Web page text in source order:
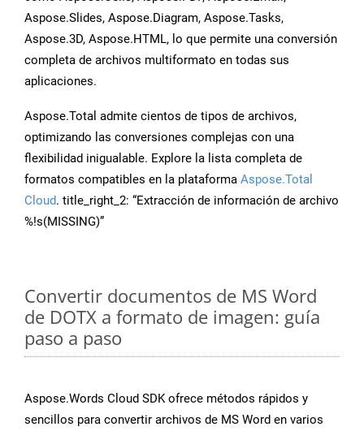
Aspose.Slides, Aspose.Diagram, Aspose.Tasks,
Aspose.3D, Aspose.HTML, lo que permite una conversión
completa de archivos multiformato en todas sus
aplicaciones.
Aspose.Total admite cientos de tipos de archivos,
optimizando las conversiones complejas con una
flexibilidad inigualable. Explore la lista completa de
formatos compatibles en la plataforma Aspose.Total
Cloud. title_right_2: “Extracción de información de archivo
%!s(MISSING)”
Convertir documentos de MS Word
de DOTX a formato de imagen: guía
paso a paso
Aspose.Words Cloud SDK ofrece métodos rápidos y
sencillos para convertir archivos de MS Word en varios